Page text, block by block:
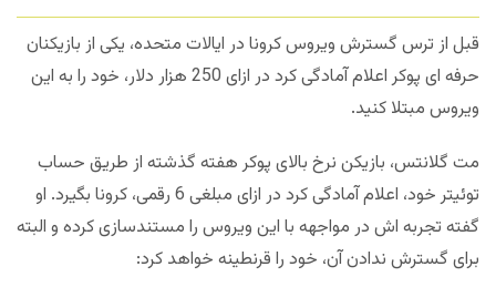
قبل از ترس گسترش ویروس کرونا در ایالات متحده، یکی از بازیکنان
حرفه ای پوکر اعلام آمادگی کرد در ازای 250 هزار دلار، خود را به این
ویروس مبتلا کنید.
مت گلانتس، بازیکن نرخ بالای پوکر هفته گذشته از طریق حساب
توئیتر خود، اعلام آمادگی کرد در ازای مبلغی 6 رقمی، کرونا بگیرد. او
گفته تجربه اش در مواجهه با این ویروس را مستندسازی کرده و البته
برای گسترش ندادن آن، خود را قرنطینه خواهد کرد: